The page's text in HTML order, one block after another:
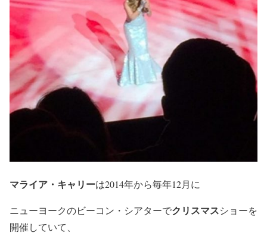
マライア・キャリーは2014年から毎年12月に
ニューヨークのビーコン・シアターでクリスマスショーを
開催していて、